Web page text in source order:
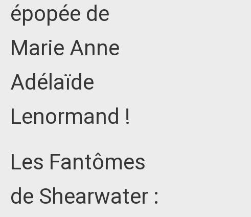
épopée de
Marie Anne
Adélaïde
Lenormand !
Les Fantômes
de Shearwater :